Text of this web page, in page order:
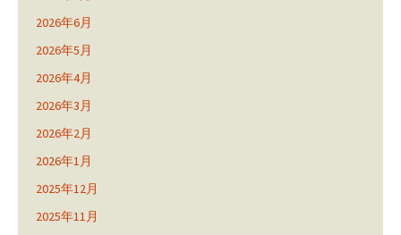
2026年6月
2026年5月
2026年4月
2026年3月
2026年2月
2026年1月
2025年12月
2025年11月